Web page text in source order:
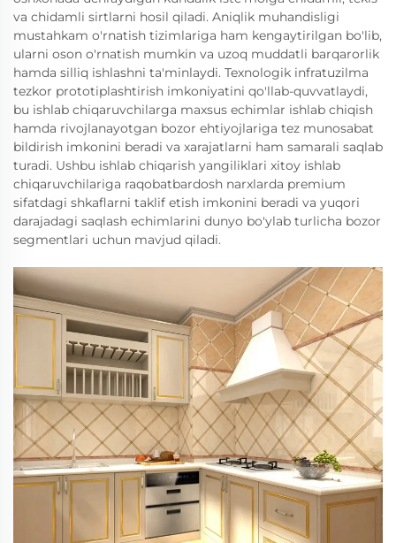
va chidamli sirtlarni hosil qiladi. Aniqlik muhandisligi
mustahkam o'rnatish tizimlariga ham kengaytirilgan bo'lib,
ularni oson o'rnatish mumkin va uzoq muddatli barqarorlik
hamda silliq ishlashni ta'minlaydi. Texnologik infratuzilma
tezkor prototiplashtirish imkoniyatini qo'llab-quvvatlaydi,
bu ishlab chiqaruvchilarga maxsus echimlar ishlab chiqish
hamda rivojlanayotgan bozor ehtiyojlariga tez munosabat
bildirish imkonini beradi va xarajatlarni ham samarali saqlab
turadi. Ushbu ishlab chiqarish yangiliklari xitoy ishlab
chiqaruvchilariga raqobatbardosh narxlarda premium
sifatdagi shkaflarni taklif etish imkonini beradi va yuqori
darajadagi saqlash echimlarini dunyo bo'ylab turlicha bozor
segmentlari uchun mavjud qiladi.